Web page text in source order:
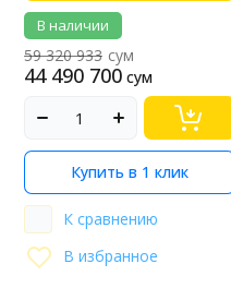
В наличии
59 320 933 сум
44 490 700 сум
Купить в 1 клик
К сравнению
В избранное